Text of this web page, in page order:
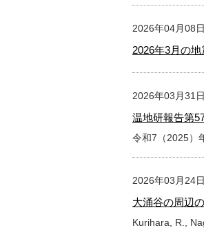
2026年04月08日
2026年3月の地
2026年03月31日
温地研報告第
令和7（2025）
2026年03月24日
大涌谷の周辺
Kurihara, R.,